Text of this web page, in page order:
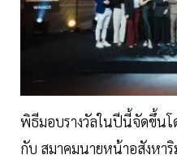
พิธีมอบรางวัลในปีนี้จัดขึ้นโ
กับ สมาคมนายหน้าอสังหา